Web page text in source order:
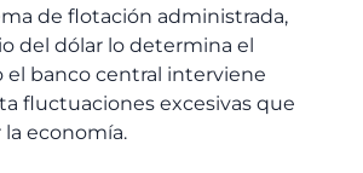
de flotación administrada,
del dólar lo determina el
el banco central interviene
fluctuaciones excesivas que
economía.